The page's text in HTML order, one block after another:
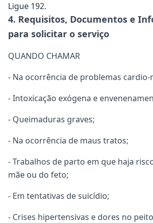
Ligue 192.
4. Requisitos, Documentos e
para solicitar o serviço
QUANDO CHAMAR
- Na ocorrência de problemas
- Intoxicação exógena e
- Queimaduras graves;
- Na ocorrência de maus tratos;
- Trabalhos de parto em que haja
mãe ou do feto;
- Em tentativas de suicídio;
- Crises hipertensivas e dores no